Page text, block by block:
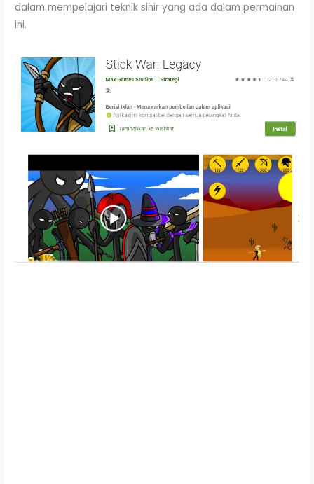
dalam mempelajari teknik sihir yang ada dalam permainan
ini.